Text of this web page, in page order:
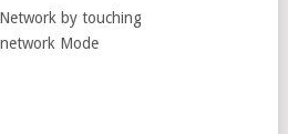
by touching
Mode